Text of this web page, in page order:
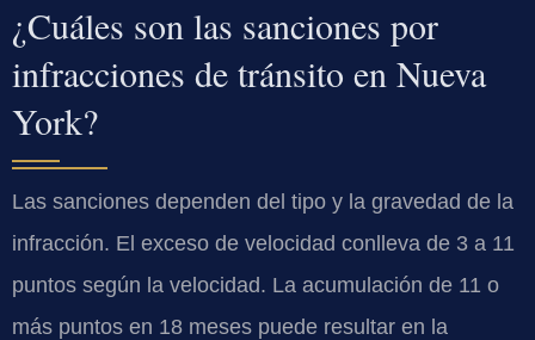
¿Cuáles son las sanciones por
infracciones de tránsito en Nueva
York?
Las sanciones dependen del tipo y la gravedad de la
infracción. El exceso de velocidad conlleva de 3 a 11
puntos según la velocidad. La acumulación de 11 o
más puntos en 18 meses puede resultar en la